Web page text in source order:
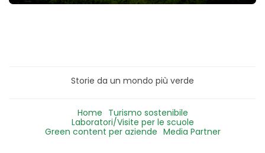
Storie da un mondo più verde
Home Turismo sostenibile
Laboratori/Visite per le scuole
Green content per aziende Media Partner